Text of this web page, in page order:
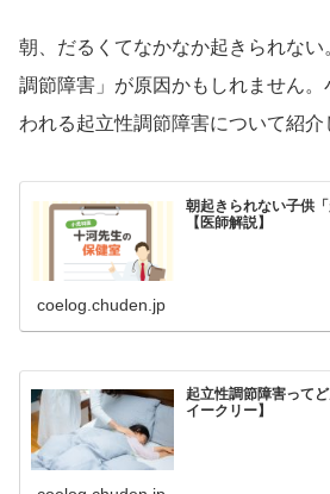
朝、だるくてなかなか起きられな
調節障害」が原因かもしれません
われる起立性調節障害について紹介
朝起きられない子供
【医師解説】
coelog.chuden.jp
起立性調節障害って
イークリー】